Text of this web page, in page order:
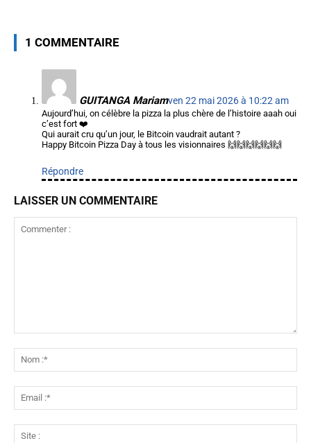
1 COMMENTAIRE
GUITANGA Mariamven 22 mai 2026 à 10:22 am
Aujourd’hui, on célèbre la pizza la plus chère de l’histoire aaah oui
c’est fort ❤️
Qui aurait cru qu’un jour, le Bitcoin vaudrait autant ?
Happy Bitcoin Pizza Day à tous les visionnaires 🙌🙌🙌🙌🙌🙌
Répondre
LAISSER UN COMMENTAIRE